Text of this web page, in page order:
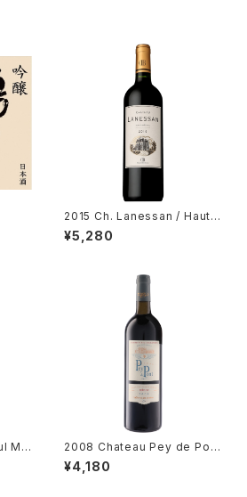
2015 Ch. Lanessan / Haut-
Medoc
¥5,280
Ma
2008 Chateau Pey de Pont
/ Medoc
¥4,180